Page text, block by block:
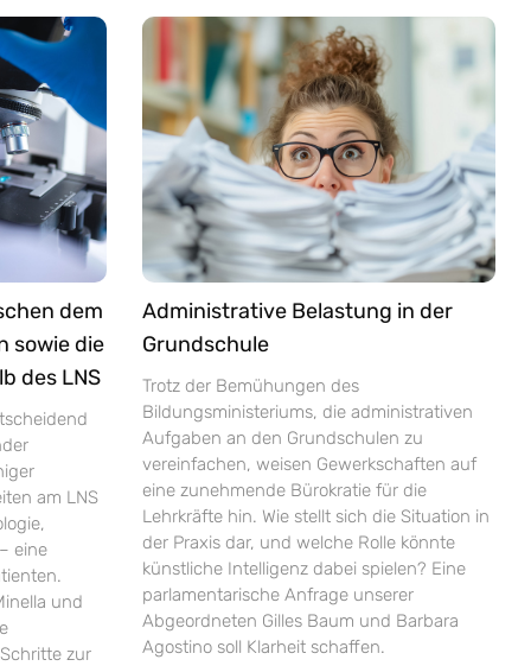
dem
sowie die
des LNS
am LNS
eine
und
zur
Administrative Belastung in der
Grundschule
Trotz der Bemühungen des
Bildungsministeriums, die administrativen
Aufgaben an den Grundschulen zu
vereinfachen, weisen Gewerkschaften auf
eine zunehmende Bürokratie für die
Lehrkräfte hin. Wie stellt sich die Situation in
der Praxis dar, und welche Rolle könnte
künstliche Intelligenz dabei spielen? Eine
parlamentarische Anfrage unserer
Abgeordneten Gilles Baum und Barbara
Agostino soll Klarheit schaffen.